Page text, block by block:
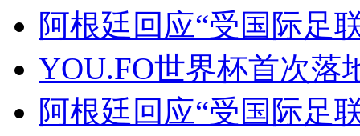
阿根廷回应“受国际足
YOU.FO世界杯首次落
阿根廷回应“受国际足